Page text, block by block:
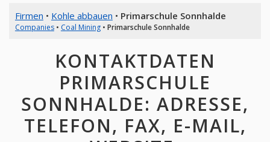
Firmen • Kohle abbauen • Primarschule Sonnhalde
Companies• Coal Mining• Primarschule Sonnhalde
KONTAKTDATEN
PRIMARSCHULE
SONNHALDE: ADRESSE,
TELEFON, FAX, E-MAIL,